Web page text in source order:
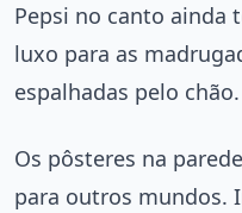
Pepsi no canto
luxo para as
espalhadas pelo chão.
Os pôsteres na
para outros mundos.